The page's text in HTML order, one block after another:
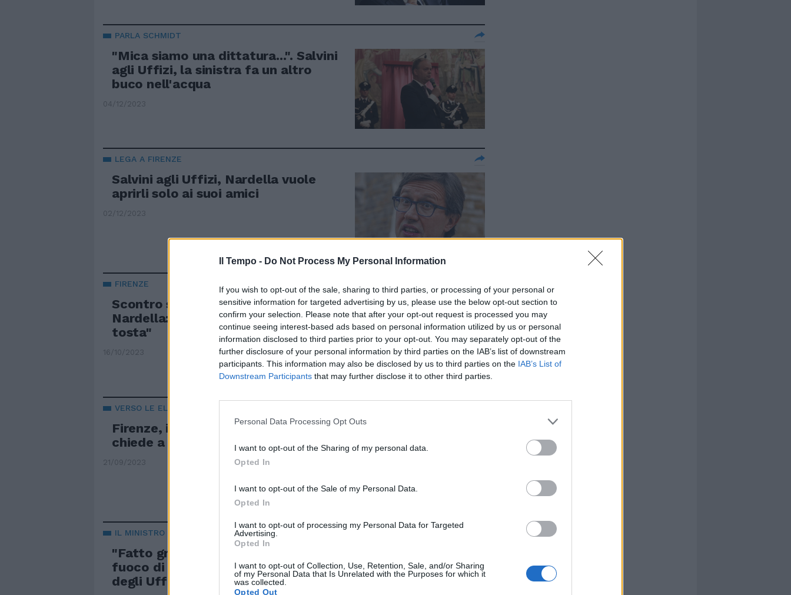
Il Tempo - Do Not Process My Personal Information
If you wish to opt-out of the sale, sharing to third parties, or processing of your personal or
sensitive information for targeted advertising by us, please use the below opt-out section to
confirm your selection. Please note that after your opt-out request is processed you may
continue seeing interest-based ads based on personal information utilized by us or personal
information disclosed to third parties prior to your opt-out. You may separately opt-out of the
further disclosure of your personal information by third parties on the IAB’s list of downstream
participants. This information may also be disclosed by us to third parties on the IAB’s List of
Downstream Participants that may further disclose it to other third parties.
Personal Data Processing Opt Outs
I want to opt-out of the Sharing of my personal data.
Opted In
I want to opt-out of the Sale of my Personal Data.
Opted In
I want to opt-out of processing my Personal Data for Targeted
Advertising.
Opted In
I want to opt-out of Collection, Use, Retention, Sale, and/or Sharing
of my Personal Data that Is Unrelated with the Purposes for which it
was collected.
Opted Out
PARLA SCHMIDT
"Mica siamo una dittatura...". Salvini
agli Uffizi, la sinistra fa un altro
buco nell'acqua
04/12/2023
LEGA A FIRENZE
Salvini agli Uffizi, Nardella vuole
aprirli solo ai suoi amici
02/12/2023
FIRENZE
Scontro sugli Uffizi, FdI silenzia
Nardella: "A lui il premio faccia
tosta"
16/10/2023
VERSO LE ELEZIONI
Firenze, il Pd è terrorizzato. Cosa
chiede a Schmidt
21/09/2023
IL MINISTRO
"Fatto gravissimo". La lettera di
fuoco di Sangiuliano al direttore
degli Uffizi